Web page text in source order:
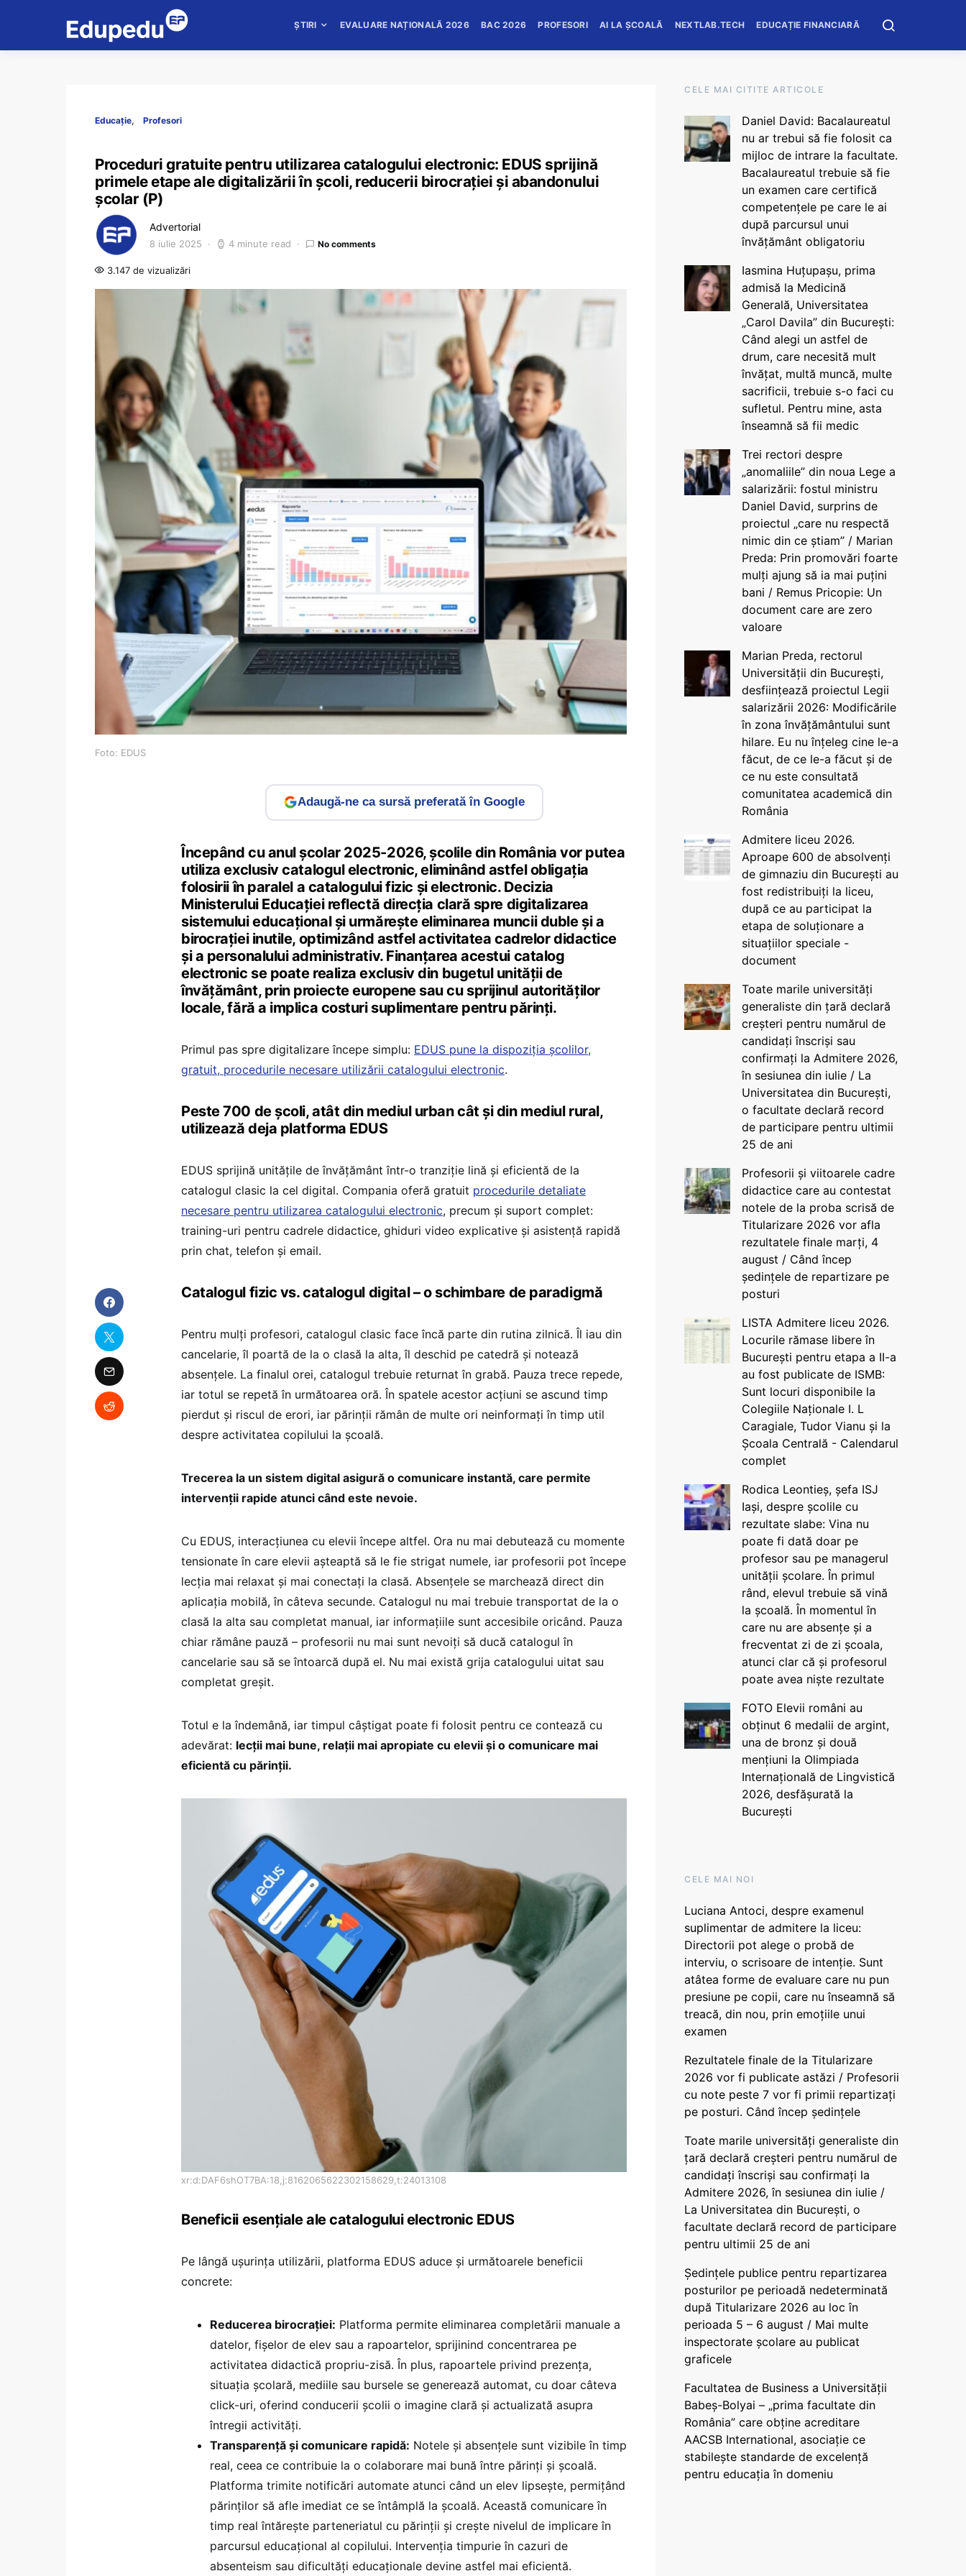
ȘTIRI EVALUARE NAȚIONALĂ 2026 BAC 2026 PROFESORI AI LA ȘCOALĂ NEXTLAB.TECH EDUCAȚIE FINANCIARĂ
Educație Profesori
Proceduri gratuite pentru utilizarea catalogului electronic: EDUS sprijină
primele etape ale digitalizării în școli, reducerii birocrației și abandonului
școlar (P)
Advertorial
8 iulie 2025 4 minute read No comments
3.147 de vizualizări
Foto: EDUS
Adaugă-ne ca sursă preferată în Google
Începând cu anul școlar 2025-2026, școlile din România vor putea
utiliza exclusiv catalogul electronic, eliminând astfel obligația
folosirii în paralel a catalogului fizic și electronic. Decizia
Ministerului Educației reflectă direcția clară spre digitalizarea
sistemului educațional și urmărește eliminarea muncii duble și a
birocrației inutile, optimizând astfel activitatea cadrelor didactice
și a personalului administrativ. Finanțarea acestui catalog
electronic se poate realiza exclusiv din bugetul unității de
învățământ, prin proiecte europene sau cu sprijinul autorităților
locale, fără a implica costuri suplimentare pentru părinți.
Primul pas spre digitalizare începe simplu: EDUS pune la dispoziția școlilor,
gratuit, procedurile necesare utilizării catalogului electronic.
Peste 700 de școli, atât din mediul urban cât și din mediul rural,
utilizează deja platforma EDUS
EDUS sprijină unitățile de învățământ într-o tranziție lină și eficientă de la
catalogul clasic la cel digital. Compania oferă gratuit procedurile detaliate
necesare pentru utilizarea catalogului electronic, precum și suport complet:
training-uri pentru cadrele didactice, ghiduri video explicative și asistență rapidă
prin chat, telefon și email.
Catalogul fizic vs. catalogul digital – o schimbare de paradigmă
Pentru mulți profesori, catalogul clasic face încă parte din rutina zilnică. Îl iau din
cancelarie, îl poartă de la o clasă la alta, îl deschid pe catedră și notează
absențele. La finalul orei, catalogul trebuie returnat în grabă. Pauza trece repede,
iar totul se repetă în următoarea oră. În spatele acestor acțiuni se ascund timp
pierdut și riscul de erori, iar părinții rămân de multe ori neinformați în timp util
despre activitatea copilului la școală.
Trecerea la un sistem digital asigură o comunicare instantă, care permite
intervenții rapide atunci când este nevoie.
Cu EDUS, interacțiunea cu elevii începe altfel. Ora nu mai debutează cu momente
tensionate în care elevii așteaptă să le fie strigat numele, iar profesorii pot începe
lecția mai relaxat și mai conectați la clasă. Absențele se marchează direct din
aplicația mobilă, în câteva secunde. Catalogul nu mai trebuie transportat de la o
clasă la alta sau completat manual, iar informațiile sunt accesibile oricând. Pauza
chiar rămâne pauză – profesorii nu mai sunt nevoiți să ducă catalogul în
cancelarie sau să se întoarcă după el. Nu mai există grija catalogului uitat sau
completat greșit.
Totul e la îndemână, iar timpul câștigat poate fi folosit pentru ce contează cu
adevărat: lecții mai bune, relații mai apropiate cu elevii și o comunicare mai
eficientă cu părinții.
xr:d:DAF6shOT7BA:18,j:8162065622302158629,t:24013108
Beneficii esențiale ale catalogului electronic EDUS
Pe lângă ușurința utilizării, platforma EDUS aduce și următoarele beneficii
concrete:
Reducerea birocrației: Platforma permite eliminarea completării manuale a
datelor, fișelor de elev sau a rapoartelor, sprijinind concentrarea pe
activitatea didactică propriu-zisă. În plus, rapoartele privind prezența,
situația școlară, mediile sau bursele se generează automat, cu doar câteva
click-uri, oferind conducerii școlii o imagine clară și actualizată asupra
întregii activități.
Transparență și comunicare rapidă: Notele și absențele sunt vizibile în timp
real, ceea ce contribuie la o colaborare mai bună între părinți și școală.
Platforma trimite notificări automate atunci când un elev lipsește, permițând
părinților să afle imediat ce se întâmplă la școală. Această comunicare în
timp real întărește parteneriatul cu părinții și crește nivelul de implicare în
parcursul educațional al copilului. Intervenția timpurie în cazuri de
absenteism sau dificultăți educaționale devine astfel mai eficientă.
CELE MAI CITITE ARTICOLE
Daniel David: Bacalaureatul
nu ar trebui să fie folosit ca
mijloc de intrare la facultate.
Bacalaureatul trebuie să fie
un examen care certifică
competențele pe care le ai
după parcursul unui
învățământ obligatoriu
Iasmina Huțupașu, prima
admisă la Medicină
Generală, Universitatea
„Carol Davila” din București:
Când alegi un astfel de
drum, care necesită mult
învățat, multă muncă, multe
sacrificii, trebuie s-o faci cu
sufletul. Pentru mine, asta
înseamnă să fii medic
Trei rectori despre
„anomaliile” din noua Lege a
salarizării: fostul ministru
Daniel David, surprins de
proiectul „care nu respectă
nimic din ce știam” / Marian
Preda: Prin promovări foarte
mulți ajung să ia mai puțini
bani / Remus Pricopie: Un
document care are zero
valoare
Marian Preda, rectorul
Universității din București,
desființează proiectul Legii
salarizării 2026: Modificările
în zona învățământului sunt
hilare. Eu nu înțeleg cine le-a
făcut, de ce le-a făcut și de
ce nu este consultată
comunitatea academică din
România
Admitere liceu 2026.
Aproape 600 de absolvenți
de gimnaziu din București au
fost redistribuiți la liceu,
după ce au participat la
etapa de soluționare a
situațiilor speciale -
document
Toate marile universități
generaliste din țară declară
creșteri pentru numărul de
candidați înscriși sau
confirmați la Admitere 2026,
în sesiunea din iulie / La
Universitatea din București,
o facultate declară record
de participare pentru ultimii
25 de ani
Profesorii și viitoarele cadre
didactice care au contestat
notele de la proba scrisă de
Titularizare 2026 vor afla
rezultatele finale marți, 4
august / Când încep
ședințele de repartizare pe
posturi
LISTA Admitere liceu 2026.
Locurile rămase libere în
București pentru etapa a II-a
au fost publicate de ISMB:
Sunt locuri disponibile la
Colegiile Naționale I. L
Caragiale, Tudor Vianu și la
Școala Centrală - Calendarul
complet
Rodica Leontieș, șefa ISJ
Iași, despre școlile cu
rezultate slabe: Vina nu
poate fi dată doar pe
profesor sau pe managerul
unității școlare. În primul
rând, elevul trebuie să vină
la școală. În momentul în
care nu are absențe și a
frecventat zi de zi școala,
atunci clar că și profesorul
poate avea niște rezultate
FOTO Elevii români au
obținut 6 medalii de argint,
una de bronz și două
mențiuni la Olimpiada
Internațională de Lingvistică
2026, desfășurată la
București
CELE MAI NOI
Luciana Antoci, despre examenul
suplimentar de admitere la liceu:
Directorii pot alege o probă de
interviu, o scrisoare de intenție. Sunt
atâtea forme de evaluare care nu pun
presiune pe copii, care nu înseamnă să
treacă, din nou, prin emoțiile unui
examen
Rezultatele finale de la Titularizare
2026 vor fi publicate astăzi / Profesorii
cu note peste 7 vor fi primii repartizați
pe posturi. Când încep ședințele
Toate marile universități generaliste din
țară declară creșteri pentru numărul de
candidați înscriși sau confirmați la
Admitere 2026, în sesiunea din iulie /
La Universitatea din București, o
facultate declară record de participare
pentru ultimii 25 de ani
Ședințele publice pentru repartizarea
posturilor pe perioadă nedeterminată
după Titularizare 2026 au loc în
perioada 5 – 6 august / Mai multe
inspectorate școlare au publicat
graficele
Facultatea de Business a Universității
Babeș-Bolyai – „prima facultate din
România” care obține acreditare
AACSB International, asociație ce
stabilește standarde de excelență
pentru educația în domeniu